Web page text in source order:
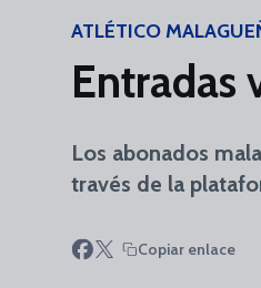
ATLÉTICO
Entradas
Los abonados
través de la
Copiar enlace